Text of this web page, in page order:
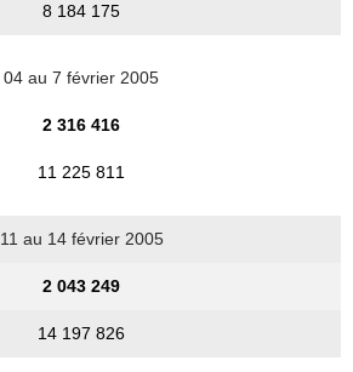
8 184 175
04 au 7 février 2005
2 316 416
11 225 811
11 au 14 février 2005
2 043 249
14 197 826